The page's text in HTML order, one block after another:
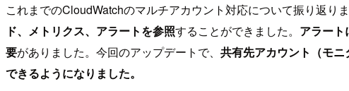
これまでのCloudWatchのマルチアカウント対応について振り返り
ド、メトリクス、アラートを参照することができました。 アラー
要がありました。今回のアップデートで、 共有先アカウント（モ
できるようになりました。